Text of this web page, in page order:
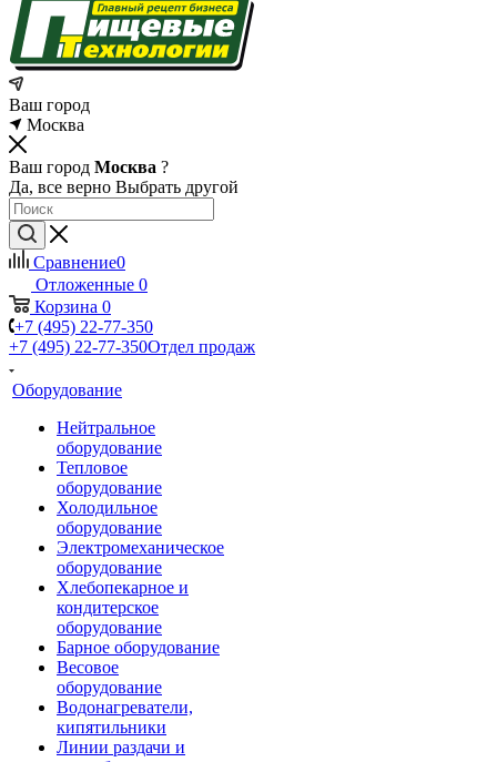
Ваш город
Москва
Ваш город Москва ?
Да, все верно Выбрать другой
Сравнение0
Отложенные 0
Корзина 0
+7 (495) 22-77-350
+7 (495) 22-77-350Отдел продаж
Оборудование
Нейтральное
оборудование
Тепловое
оборудование
Холодильное
оборудование
Электромеханическое
оборудование
Хлебопекарное и
кондитерское
оборудование
Барное оборудование
Весовое
оборудование
Водонагреватели,
кипятильники
Линии раздачи и